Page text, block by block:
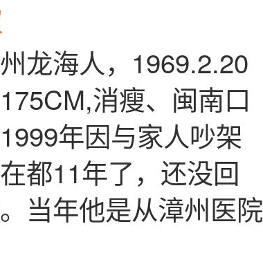
龙海人，1969.2.20
消瘦、闽南口
年因与家人吵架
都11年了，还没回
当年他是从漳州医院